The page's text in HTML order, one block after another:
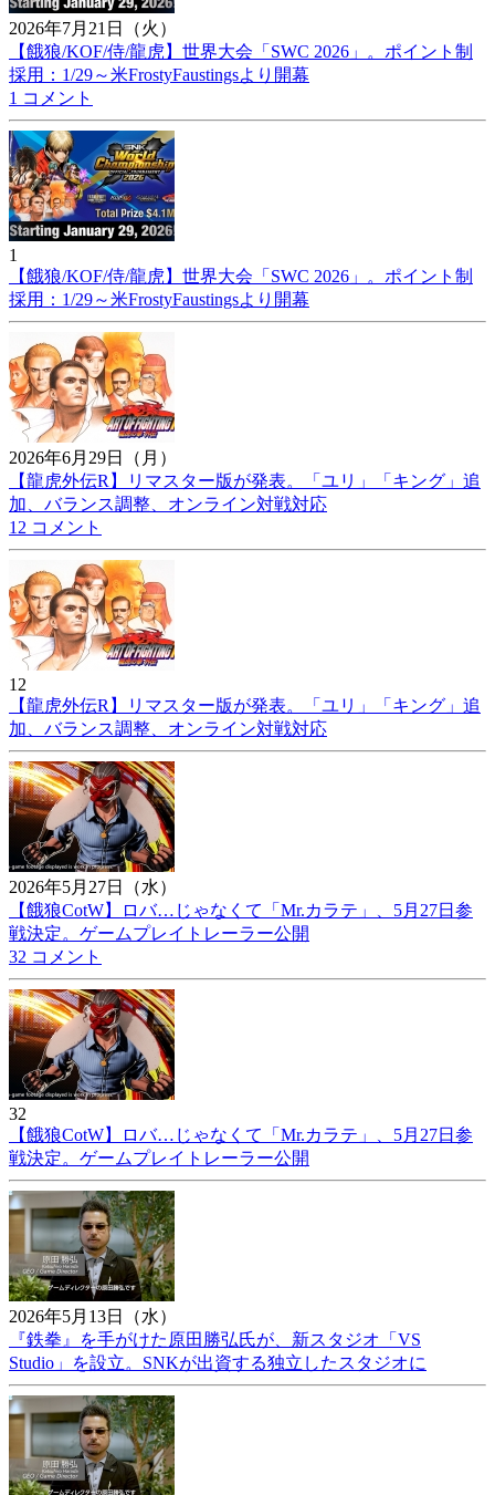
2026年7月21日（火）
【餓狼/KOF/侍/龍虎】世界大会「SWC 2026」。ポイント制
採用：1/29～米FrostyFaustingsより開幕
1 コメント
1
【餓狼/KOF/侍/龍虎】世界大会「SWC 2026」。ポイント制
採用：1/29～米FrostyFaustingsより開幕
2026年6月29日（月）
【龍虎外伝R】リマスター版が発表。「ユリ」「キング」追
加、バランス調整、オンライン対戦対応
12 コメント
12
【龍虎外伝R】リマスター版が発表。「ユリ」「キング」追
加、バランス調整、オンライン対戦対応
2026年5月27日（水）
【餓狼CotW】ロバ…じゃなくて「Mr.カラテ」、5月27日参
戦決定。ゲームプレイトレーラー公開
32 コメント
32
【餓狼CotW】ロバ…じゃなくて「Mr.カラテ」、5月27日参
戦決定。ゲームプレイトレーラー公開
2026年5月13日（水）
『鉄拳』を手がけた原田勝弘氏が、新スタジオ「VS
Studio」を設立。SNKが出資する独立したスタジオに